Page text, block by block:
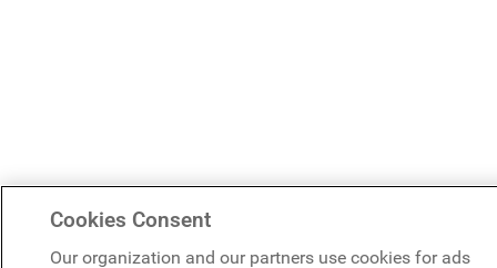
Cookies Consent
Our organization and our partners use cookies for ads